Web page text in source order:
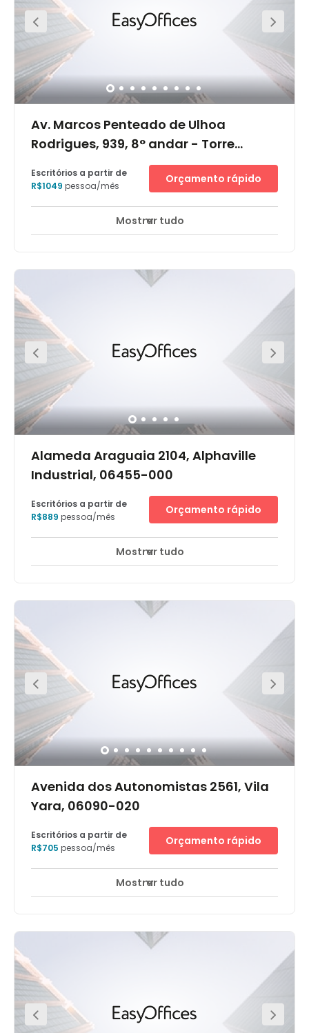
transport links are also available. Several buses pass
through the area frequently and the nearest bus stop is
located just one-minute away from the office.
Av. Marcos Penteado de Ulhoa
Rodrigues, 939, 8° andar - Torre
Jacarandá, 06460-040
Monitorização CCTV 24 horas Elevador
classificação Buildings AA, está entre os melhores
edifícios da região devido a sua imagem corporativa e
dos segmentos financeiro, eletrônica e
telecomunicações.Está situado em Alphaville, Barueri,
região conhecida por seus condomínios residenciais de
alto padrão, além de uma área industrial em expansão,
com empresas nacionais e multinacionais de grande
porte e vários setores.
Escritórios a partir de
R$1049 pessoa/mês
Orçamento rápido
Mostrar tudo
Alameda Araguaia 2104, Alphaville
Industrial, 06455-000
Escritórios a partir de
R$889 pessoa/mês
Orçamento rápido
Mostrar tudo
Avenida dos Autonomistas 2561, Vila
Yara, 06090-020
Salão de negócios
Osasco. Give rise to your best work in a well-equipped
office space and take advantage of your location on
Enjoy the convenience of a city centre location with
modern and furnished coworking spaces, and come
and go as you please using the excellent bus links
nearby. When your day is done, explore the many bars,
cafés and restaurants within easy walking distance.
Escritórios a partir de
R$705 pessoa/mês
Orçamento rápido
Mostrar tudo